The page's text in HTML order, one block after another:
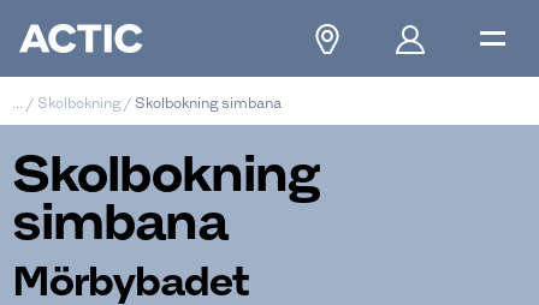
/ Skolbokning/ Skolbokning simbana
Skolbokning
simbana
Mörbybadet